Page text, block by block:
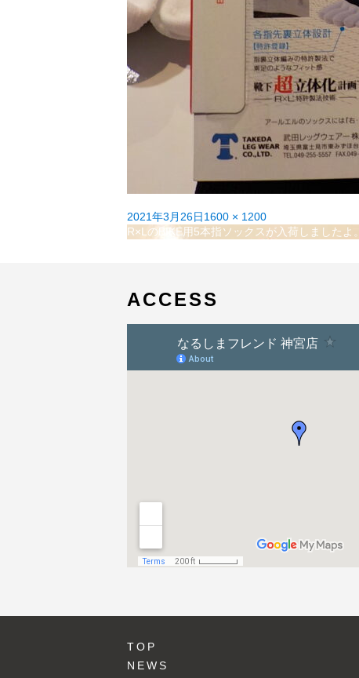
投
稿
2021年3月26日フ
ル
1600 × 1200
投
ゲ
ー
R×LのBIKE用5本指ソックスが入荷しましたよ。
ACCESS
TOP
NEWS